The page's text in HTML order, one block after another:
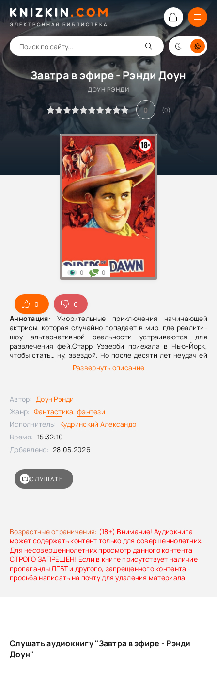
KNIZKIN.COM
ЭЛЕКТРОННАЯ БИБЛИОТЕКА
Завтра в эфире - Рэнди Доун
ДОУН РЭНДИ
0 (0)
0
0
Аннотация: Уморительные приключения начинающей
актрисы, которая случайно попадает в мир, где реалити-
шоу альтернативной реальности устраиваются для
развлечения фей.Старр Уэзерби приехала в Нью-Йорк,
чтобы стать… ну, звездой. Но после десяти лет неудач ей
предлагают большую роль в шоу, о котором никто никогда
не слышал. И на то есть причина. Это «реалити-шоу» за
из пораженного новичка во все более популярную
любимицу публики, она узнает о темной изнанке шоу и
таинственном исчезновении своей предшественницы.
Она сделает все, чтобы сохранить работу своей мечты,
хотя в процессе может разрушить само шоу.
Развернуть описание
Возрастные ограничения: (18+) Внимание! Аудиокнига
может содержать контент только для совершеннолетних.
Для несовершеннолетних просмотр данного контента
СТРОГО ЗАПРЕЩЕН! Если в книге присутствует наличие
пропаганды ЛГБТ и другого, запрещенного контента -
просьба написать на почту для удаления материала.
0 0
СЛУШАТЬ
Автор: Доун Рэнди
Жанр: Фантастика, фэнтези
Исполнитель: Кудринский Александр
Время: 15:32:10
Добавлено: 28.05.2026
Слушать аудиокнигу "Завтра в эфире - Рэнди
Доун"